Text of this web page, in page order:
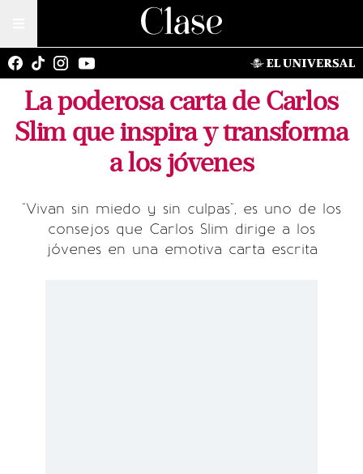
La poderosa carta de Carlos
Slim que inspira y transforma
a los jóvenes
"Vivan sin miedo y sin culpas", es uno de los
consejos que Carlos Slim dirige a los
jóvenes en una emotiva carta escrita